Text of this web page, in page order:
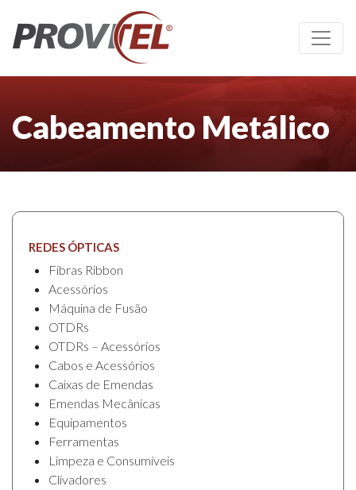
Cabeamento Metálico
REDES ÓPTICAS
Fibras Ribbon
Acessórios
Máquina de Fusão
OTDRs
OTDRs – Acessórios
Cabos e Acessórios
Caixas de Emendas
Emendas Mecânicas
Equipamentos
Ferramentas
Limpeza e Consumíveis
Clivadores